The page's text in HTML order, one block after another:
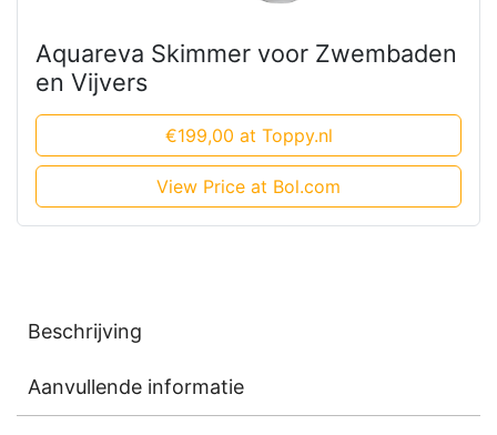
Aquareva Skimmer voor Zwembaden
en Vijvers
€199,00 at Toppy.nl
View Price at Bol.com
Beschrijving
Aanvullende informatie